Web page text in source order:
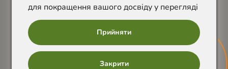
Ми в соціальних мережах
для покращення вашого досвіду у перегляді
Прийняти
Закрити
Онлайн